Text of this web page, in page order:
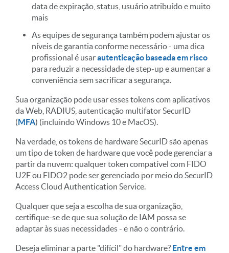
data de expiração, status, usuário atribuído e muito
mais
As equipes de segurança também podem ajustar os
níveis de garantia conforme necessário - uma dica
profissional é usarautenticação baseada em risco
para reduzir a necessidade de step-up e aumentar a
conveniência sem sacrificar a segurança.
Sua organização pode usar esses tokens com aplicativos
da Web, RADIUS, autenticação multifator SecurID
(MFA) (incluindo Windows 10 e MacOS).
Na verdade, os tokens de hardware SecurID são apenas
um tipo de token de hardware que você pode gerenciar a
partir da nuvem: qualquer token compatível com FIDO
U2F ou FIDO2 pode ser gerenciado por meio do SecurID
Access Cloud Authentication Service.
Qualquer que seja a escolha de sua organização,
certifique-se de que sua solução de IAM possa se
adaptar às suas necessidades - e não o contrário.
Deseja eliminar a parte "difícil" do hardware? Entre em